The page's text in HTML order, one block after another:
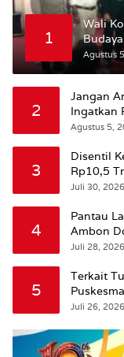
1
Wali
Agustus
2
Jangan
Ingatkan
Agustus 5,
3
Disentil
Rp10,5
Beri
Juli 30, 2026
4
Pantau
Ambon
Leitimur
Juli 28, 2026
5
Terkait
Juli 26, 2026